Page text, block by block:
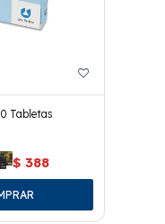
Tabletas
$ 388